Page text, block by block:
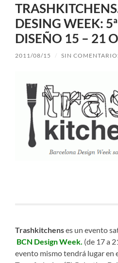
DESING WEEK:
DISEÑO 15 – 21
2011/08/15 / SIN
Trashkitchenses un evento
BCN Design Week. (de 17 a
evento mismo tendrá lugar en